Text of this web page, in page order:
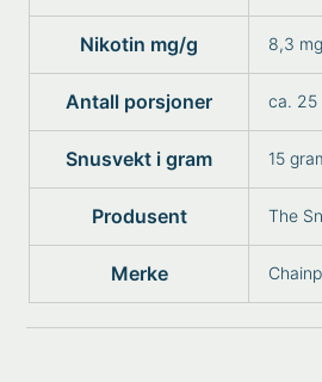
Nikotin mg/g 8,3
Antall porsjoner ca. 25
Snusvekt i gram 15
Produsent The
Merke